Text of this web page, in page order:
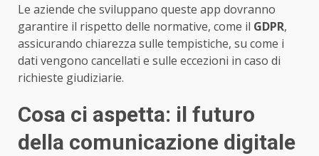
Le aziende che sviluppano queste app dovranno
garantire il rispetto delle normative, come il GDPR,
assicurando chiarezza sulle tempistiche, su come i
dati vengono cancellati e sulle eccezioni in caso di
richieste giudiziarie.
Cosa ci aspetta: il futuro
della comunicazione digitale